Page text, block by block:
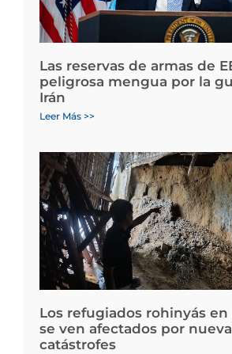
Las reservas de armas de
peligrosa mengua por la
Irán
Leer Más >>
Los refugiados rohinyás
se ven afectados por
catástrofes